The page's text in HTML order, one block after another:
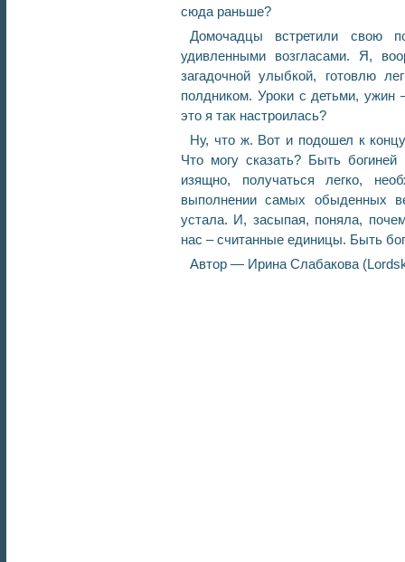
сюда раньше?
Домочадцы встретили свою
удивленными возгласами. Я,
загадочной улыбкой, готовлю
полдником. Уроки с детьми, ужин
это я так настроилась?
Ну, что ж. Вот и подошел к
Что могу сказать? Быть
изящно, получаться легко,
выполнении самых обыденных
устала. И, засыпая, поняла,
нас – считанные единицы. Быть
Автор — Ирина Слабакова